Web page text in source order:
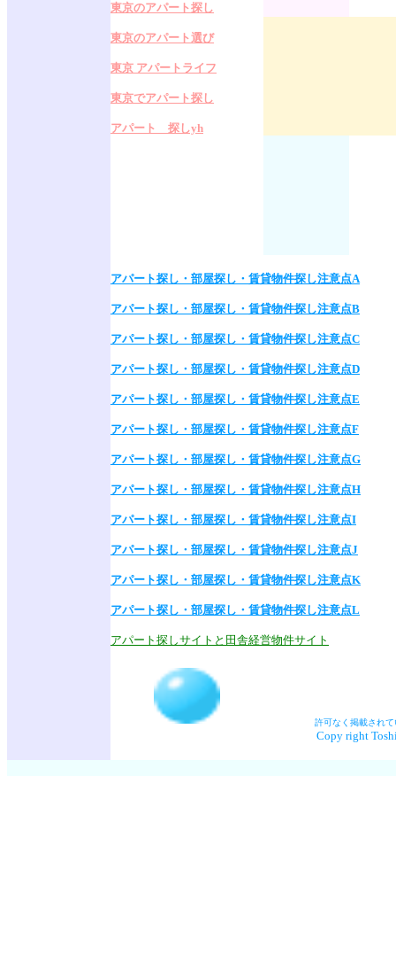
東京のアパート探し
東京のアパート選び
東京 アパートライフ
東京でアパート探し
アパート 探しyh
アパート探し・部屋探し・賃貸物件探し注意点A
アパート探し・部屋探し・賃貸物件探し注意点B
アパート探し・部屋探し・賃貸物件探し注意点C
アパート探し・部屋探し・賃貸物件探し注意点D
アパート探し・部屋探し・賃貸物件探し注意点E
アパート探し・部屋探し・賃貸物件探し注意点F
アパート探し・部屋探し・賃貸物件探し注意点G
アパート探し・部屋探し・賃貸物件探し注意点H
アパート探し・部屋探し・賃貸物件探し注意点I
アパート探し・部屋探し・賃貸物件探し注意点J
アパート探し・部屋探し・賃貸物件探し注意点K
アパート探し・部屋探し・賃貸物件探し注意点L
アパート探しサイトと田舎経営物件サイト
許可なく掲載され
Copy right